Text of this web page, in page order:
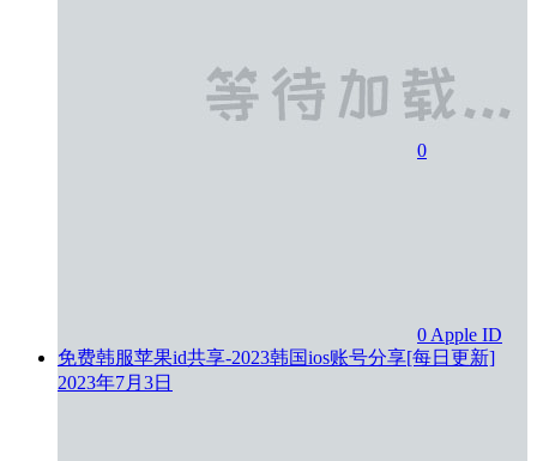
0
0 Apple ID
免费韩服苹果id共享-2023韩国ios账号分享[每日更新]
2023年7月3日